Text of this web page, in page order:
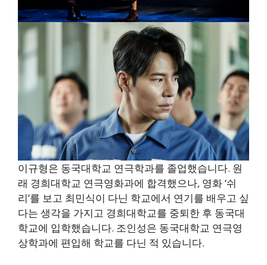
이규형은 동국대학교 연극학과를 졸업했습니다. 원
래 경희대학교 연극영화과에 합격했으나, 영화 ‘쉬
리’를 보고 최민식이 다닌 학교에서 연기를 배우고 싶
다는 생각을 가지고 경희대학교를 중퇴한 후 동국대
학교에 입학했습니다. 조인성은 동국대학교 연극영
상학과에 편입해 학교를 다닌 적 있습니다.